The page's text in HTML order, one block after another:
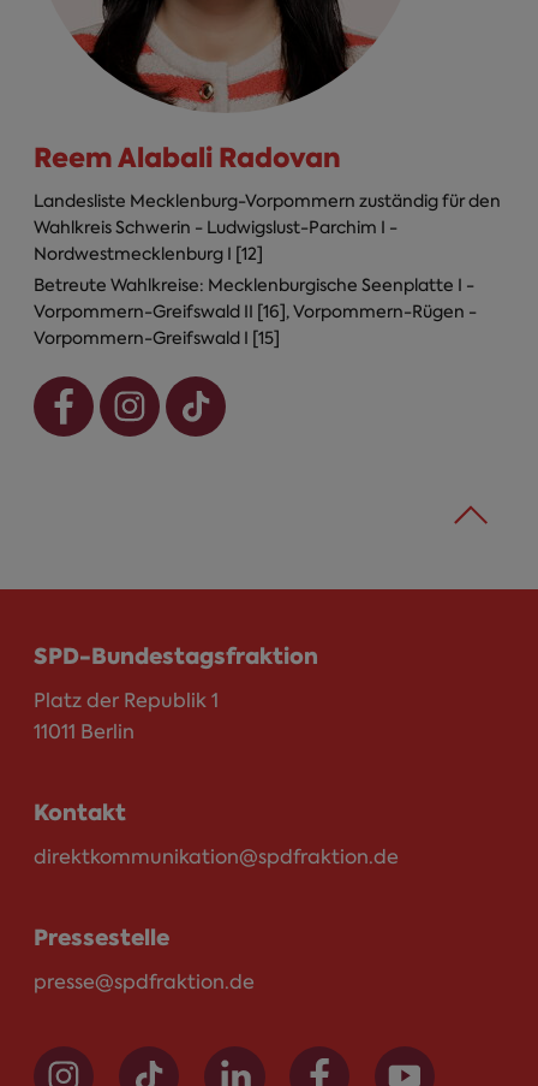
Reem Alabali Radovan
Landesliste Mecklenburg-Vorpommern zuständig für den
Wahlkreis Schwerin - Ludwigslust-Parchim I -
Nordwestmecklenburg I [12]
Betreute Wahlkreise: Mecklenburgische Seenplatte I -
Vorpommern-Greifswald II [16], Vorpommern-Rügen -
Vorpommern-Greifswald I [15]
SPD-Bundestagsfraktion
Platz der Republik 1
11011 Berlin
Kontakt
direktkommunikation@spdfraktion.de
Pressestelle
presse@spdfraktion.de